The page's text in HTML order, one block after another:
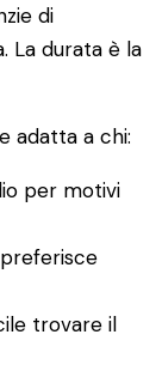
di
La durata è la
adatta a chi:
per motivi
trovare il